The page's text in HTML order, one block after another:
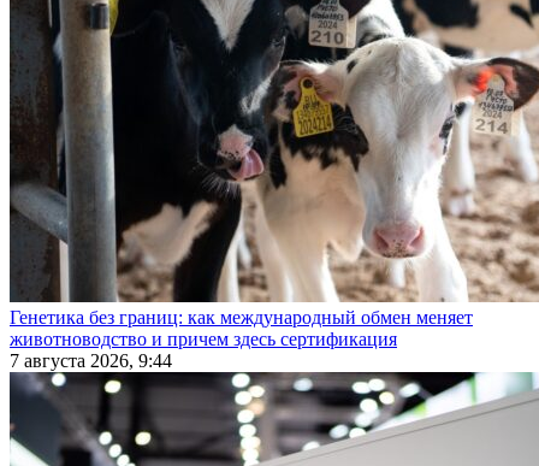
Генетика без границ: как международный обмен меняет
животноводство и причем здесь сертификация
7 августа 2026, 9:44